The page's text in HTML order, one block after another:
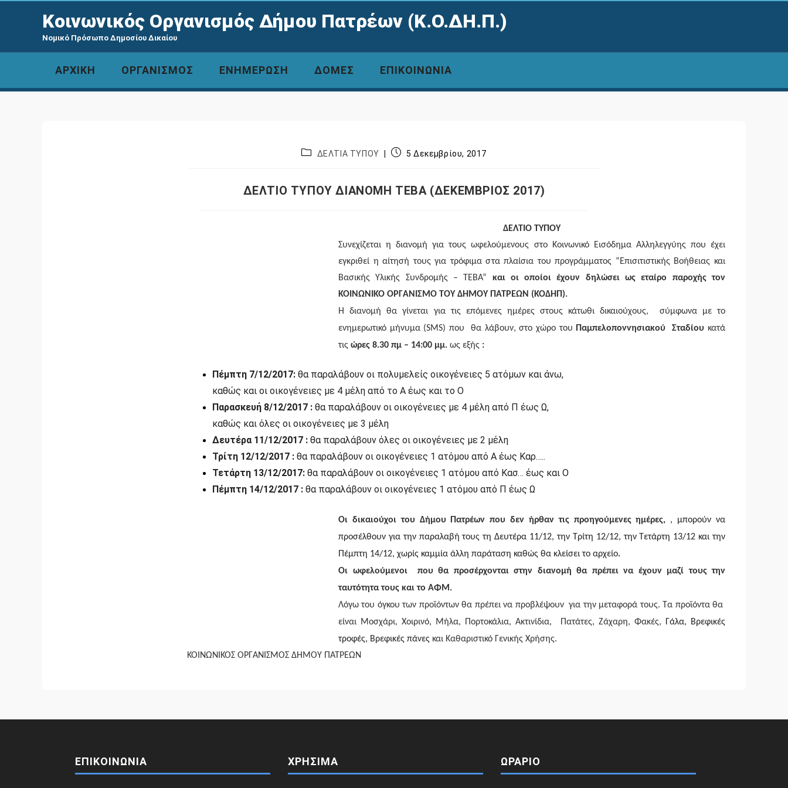
Κοινωνικός Οργανισμός Δήμου Πατρέων (Κ.Ο.ΔΗ.Π.)
Νομικό Πρόσωπο Δημοσίου Δικαίου
ΑΡΧΙΚΗ ΟΡΓΑΝΙΣΜΟΣ ΕΝΗΜΕΡΩΣΗ ΔΟΜΕΣ ΕΠΙΚΟΙΝΩΝΙΑ
ΔΕΛΤΙΑ ΤΥΠΟΥ 5 Δεκεμβρίου, 2017
ΔΕΛΤΙΟ ΤΥΠΟΥ ΔΙΑΝΟΜΗ ΤΕΒΑ (ΔΕΚΕΜΒΡΙΟΣ 2017)
ΔΕΛΤΙΟ ΤΥΠΟΥ
Συνεχίζεται η διανομή για τους ωφελούμενους στο Κοινωνικό Εισόδημα Αλληλεγγύης που έχει
εγκριθεί η αίτησή τους για τρόφιμα στα πλαίσια του προγράμματος “Επισιτιστικής Βοήθειας και
Βασικής Υλικής Συνδρομής – ΤΕΒΑ” και οι οποίοι έχουν δηλώσει ως εταίρο παροχής τον
ΚΟΙΝΩΝΙΚΟ ΟΡΓΑΝΙΣΜΟ ΤΟΥ ΔΗΜΟΥ ΠΑΤΡΕΩΝ (ΚΟΔΗΠ).
Η διανομή θα γίνεται για τις επόμενες ημέρες στους κάτωθι δικαιούχους, σύμφωνα με το
ενημερωτικό μήνυμα (SMS) που θα λάβουν, στο χώρο του Παμπελοποννησιακού Σταδίου κατά
τις ώρες 8.30 πμ – 14:00 μμ. ως εξής :
Πέμπτη 7/12/2017: θα παραλάβουν οι πολυμελείς οικογένειες 5 ατόμων και άνω,
καθώς και οι οικογένειες με 4 μέλη από το Α έως και το Ο
Παρασκευή 8/12/2017 : θα παραλάβουν οι οικογένειες με 4 μέλη από Π έως Ω,
καθώς και όλες οι οικογένειες με 3 μέλη
Δευτέρα 11/12/2017 : θα παραλάβουν όλες οι οικογένειες με 2 μέλη
Τρίτη 12/12/2017 : θα παραλάβουν οι οικογένειες 1 ατόμου από Α έως Καρ…..
Τετάρτη 13/12/2017: θα παραλάβουν οι οικογένειες 1 ατόμου από Κασ… έως και Ο
Πέμπτη 14/12/2017 : θα παραλάβουν οι οικογένειες 1 ατόμου από Π έως Ω
Οι δικαιούχοι του Δήμου Πατρέων που δεν ήρθαν τις προηγούμενες ημέρες, , μπορούν να
προσέλθουν για την παραλαβή τους τη Δευτέρα 11/12, την Τρίτη 12/12, την Τετάρτη 13/12 και την
Πέμπτη 14/12, χωρίς καμμία άλλη παράταση καθώς θα κλείσει το αρχείο.
Οι ωφελούμενοι που θα προσέρχονται στην διανομή θα πρέπει να έχουν μαζί τους την
ταυτότητα τους και το ΑΦΜ.
Λόγω του όγκου των προϊόντων θα πρέπει να προβλέψουν για την μεταφορά τους. Τα προϊόντα θα
είναι Μοσχάρι, Χοιρινό, Μήλα, Πορτοκάλια, Ακτινίδια, Πατάτες, Ζάχαρη, Φακές,
Γάλα, Βρεφικές
τροφές, Βρεφικές πάνες και Καθαριστικό Γενικής Χρήσης.
ΚΟΙΝΩΝΙΚΟΣ ΟΡΓΑΝΙΣΜΟΣ ΔΗΜΟΥ ΠΑΤΡΕΩΝ
ΕΠΙΚΟΙΝΩΝΙΑ ΧΡΗΣΙΜΑ ΩΡΑΡΙΟ